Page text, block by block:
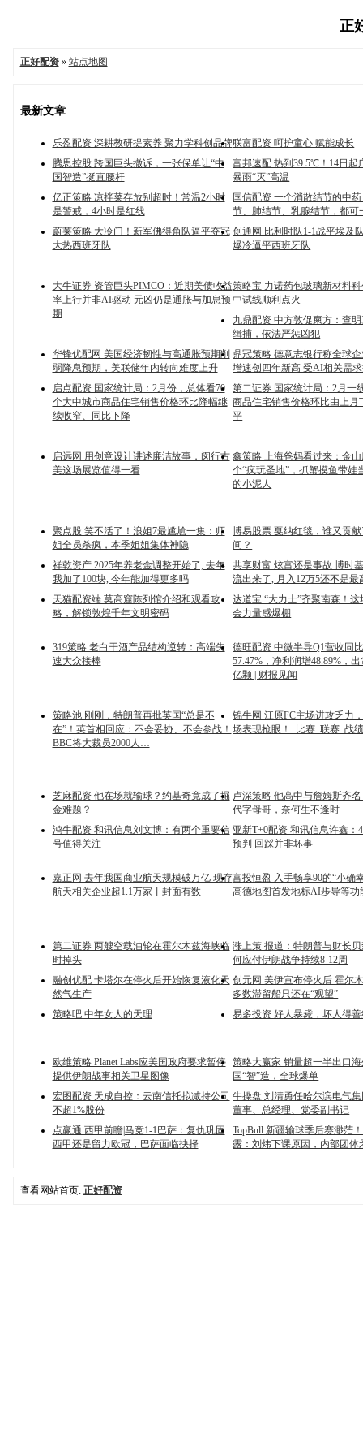
正
正好配资» 站点地图
最新文章
乐盈配资 深耕教研提素养 聚力学科创品牌联富配资 呵护童心 赋能成长
腾思控股 跨国巨头撤诉，一张保单让“中
国智造”挺直腰杆
富邦速配 热到39.5℃！14日起
暴雨“灭”高温
亿正策略 凉拌菜存放别超时！常温2小时
是警戒，4小时是红线
国信配资 一个消散结节的中
节、肺结节、乳腺结节，都可
蔚莱策略 大冷门！新军佛得角队逼平夺冠
大热西班牙队
创通网 比利时队1-1战平埃及
爆冷逼平西班牙队
大牛证券 资管巨头PIMCO：近期美债收益
率上行并非AI驱动 元凶仍是通胀与加息预
期
策略宝 力诺药包玻璃新材料
中试线顺利点火
九鼎配资 中方敦促柬方：查
缉捕，依法严惩凶犯
华锋优配网 美国经济韧性与高通胀预期削
弱降息预期，美联储年内转向难度上升
鼎冠策略 德意志银行称全球
增速创四年新高 受AI相关需
启点配资 国家统计局：2月份，总体看70
个大中城市商品住宅销售价格环比降幅继
续收窄、同比下降
第二证券 国家统计局：2月一
商品住宅销售价格环比由上月
平
启远网 用创意设计讲述廉洁故事，闵行古
美这场展览值得一看
鑫策略 上海爸妈看过来：金
个“疯玩圣地”，抓蟹摸鱼带娃
的小泥人
聚点股 笑不活了！浪姐7最尴尬一集：师
姐全员杀疯，本季姐姐集体神隐
博易股票 戛纳红毯，谁又贡
间？
祥乾资产 2025年养老金调整开始了, 去年
我加了100块, 今年能加得更多吗
共享财富 炫富还是事故 博时
流出来了, 月入12万5还不是最
天猫配资端 莫高窟陈列馆介绍和观看攻
略，解锁敦煌千年文明密码
达道宝 “大力士”齐聚南森！
会力量感爆棚
319策略 老白干酒产品结构逆转：高端失
速大众接棒
德旺配资 中微半导Q1营收同
57.47%，净利润增48.89%，
亿颗 | 财报见闻
策略池 刚刚，特朗普再批英国“总是不
在”！英首相回应：不会妥协、不会参战！
BBC将大裁员2000人…
锦牛网 江原FC主场进攻乏力
场表现抢眼！_比赛_联赛_战
芝麻配资 他在场就输球？约基奇竟成了掘
金难题？
卢深策略 他高中与詹姆斯齐
代字母哥，奈何生不逢时
鸿牛配资 和讯信息刘文博：有两个重要信
号值得关注
亚新T+0配资 和讯信息许鑫：
预判 回踩并非坏事
嘉正网 去年我国商业航天规模破万亿 现存
航天相关企业超1.1万家丨封面有数
富投恒盈 入手畅享90的“小确
高德地图首发地标AI步导等功
第二证券 两艘空载油轮在霍尔木兹海峡临
时掉头
涨上策 报道：特朗普与财长
何应付伊朗战争持续8-12周
融创优配 卡塔尔在停火后开始恢复液化天
然气生产
创元网 美伊宣布停火后 霍尔
多数滞留船只还在“观望”
策略吧 中年女人的天理
易多投资 好人暴毙，坏人得
欧维策略 Planet Labs应美国政府要求暂停
提供伊朗战事相关卫星图像
策略大赢家 销量超一半出口
国“智”造，全球爆单
宏图配资 天成自控：云南信托拟减持公司
不超1%股份
牛操盘 刘清勇任哈尔滨电气
董事、总经理、党委副书记
点赢通 西甲前瞻|马竞1-1巴萨：复仇巩固
西甲还是留力欧冠，巴萨面临抉择
TopBull 新疆输球季后赛渺茫
露：刘炜下课原因，内部团体
查看网站首页: 正好配资